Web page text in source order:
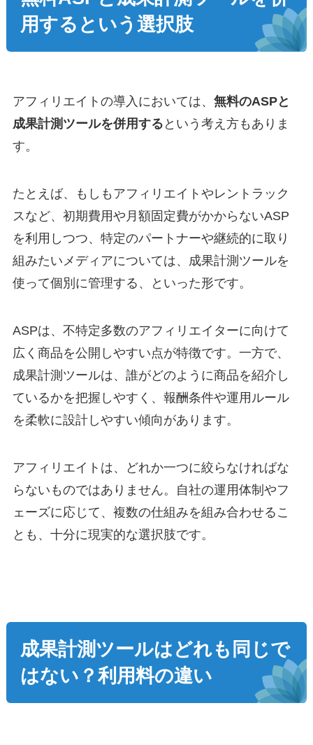
用するという選択肢
アフィリエイトの導入においては、 無料のASPと
成果計測ツールを併用する という考え方もありま
す。
たとえば、もしもアフィリエイトやレントラック
スなど、初期費用や月額固定費がかからないASP
を利用しつつ、特定のパートナーや継続的に取り
組みたいメディアについては、成果計測ツールを
使って個別に管理する、といった形です。
ASPは、不特定多数のアフィリエイターに向けて
広く商品を公開しやすい点が特徴です。一方で、
成果計測ツールは、誰がどのように商品を紹介し
ているかを把握しやすく、報酬条件や運用ルール
を柔軟に設計しやすい傾向があります。
アフィリエイトは、どれか一つに絞らなければな
らないものではありません。自社の運用体制やフ
ェーズに応じて、複数の仕組みを組み合わせるこ
とも、十分に現実的な選択肢です。
成果計測ツールはどれも同じで
はない？利用料の違い